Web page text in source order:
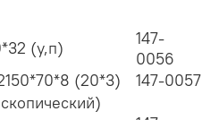
(у,п)
147-
0056
(20*3)
147-0057